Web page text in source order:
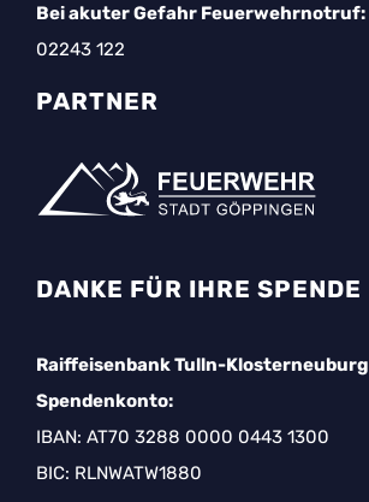
Bei akuter Gefahr Feuerwehrnotruf:
02243 122
PARTNER
DANKE FÜR IHRE SPENDE
Raiffeisenbank Tulln-Klosterneuburg
Spendenkonto:
IBAN: AT70 3288 0000 0443 1300
BIC: RLNWATW1880